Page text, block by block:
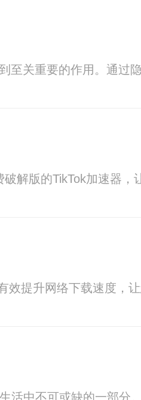
至关重要的作用。通
解版的TikTok加速器，
提升网络下载速度，
活中不可或缺的一部